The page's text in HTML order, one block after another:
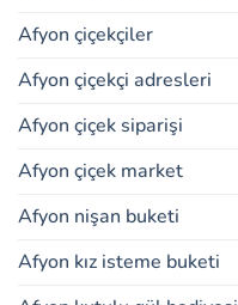
Afyon çiçekçiler
Afyon çiçekçi adresleri
Afyon çiçek siparişi
Afyon çiçek market
Afyon nişan buketi
Afyon kız isteme buketi